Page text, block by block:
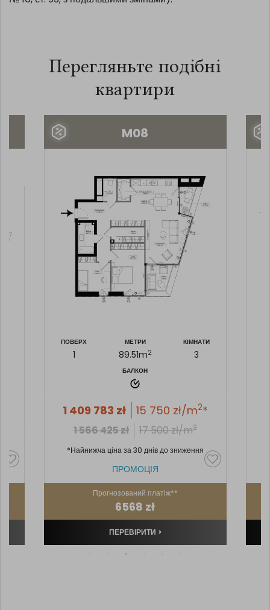
Перегляньте подібні
квартири
M08
ПОВЕРХ
1
МЕТРИ
89.51m2
КІМНАТИ
3
БАЛКОН
1 409 783 zł 15 750 zł/m2*
1 566 425zł 17 500zł/m2
*Найнижча ціна за 30 днів до зниження
ПРОМОЦІЯ
Прогнозований платіж**
6568 zł
ПЕРЕВІРИТИ >